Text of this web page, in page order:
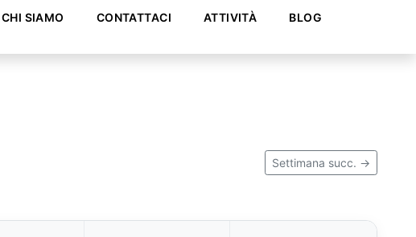
CHI SIAMO CONTATTACI ATTIVITÀ BLOG
Settimana succ. →